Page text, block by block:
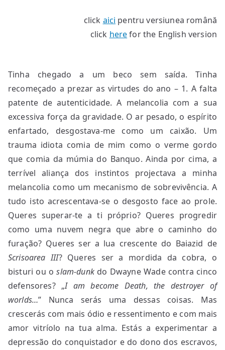
escritor
&
pelo
bloqueio
final]
click aici pentru versiunea română
click herefor the English version
Tinha chegado a um beco sem saída. Tinha
recomeçado a prezar as virtudes do ano – 1. A falta
patente de autenticidade. A melancolia com a sua
excessiva força da gravidade. O ar pesado, o espírito
enfartado, desgostava-me como um caixão. Um
trauma idiota comia de mim como o verme gordo
que comia da múmia do Banquo. Ainda por cima, a
terrível aliança dos instintos projectava a minha
melancolia como um mecanismo de sobrevivência. A
tudo isto acrescentava-se o desgosto face ao prole.
Queres superar-te a ti próprio? Queres progredir
como uma nuvem negra que abre o caminho do
furação? Queres ser a lua crescente do Baiazid de
Scrisoarea III? Queres ser a mordida da cobra, o
bisturi ou oslam-dunkdo Dwayne Wade contra cinco
defensores? „I am become Death, the destroyer of
worlds…” Nunca serás uma dessas coisas. Mas
crescerás com mais ódio e ressentimento e com mais
amor vitríolo na tua alma. Estás a experimentar a
depressão do conquistador e do dono dos escravos,